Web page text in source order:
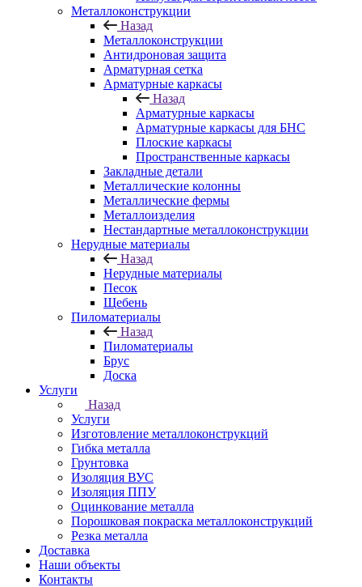
Металлоконструкции
Назад
Металлоконструкции
Антидроновая защита
Арматурная сетка
Арматурные каркасы
Назад
Арматурные каркасы
Арматурные каркасы для БНС
Плоские каркасы
Пространственные каркасы
Закладные детали
Металлические колонны
Металлические фермы
Металлоизделия
Нестандартные металлоконструкции
Нерудные материалы
Назад
Нерудные материалы
Песок
Щебень
Пиломатериалы
Назад
Пиломатериалы
Брус
Доска
Услуги
Назад
Услуги
Изготовление металлоконструкций
Гибка металла
Грунтовка
Изоляция ВУС
Изоляция ППУ
Оцинкование металла
Порошковая покраска металлоконструкций
Резка металла
Доставка
Наши объекты
Контакты